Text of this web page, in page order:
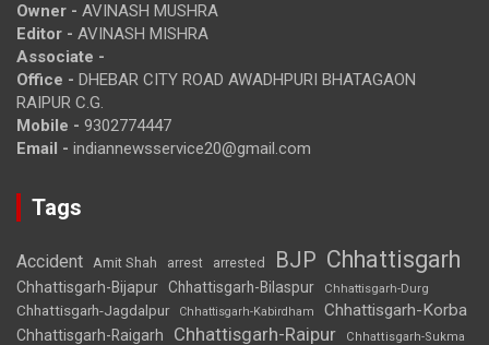
Owner - AVINASH MUSHRA
Editor - AVINASH MISHRA
Associate -
Office - DHEBAR CITY ROAD AWADHPURI BHATAGAON
RAIPUR C.G.
Mobile - 9302774447
Email - indiannewsservice20@gmail.com
Tags
Accident Amit Shah arrest arrested BJP Chhattisgarh
Chhattisgarh-Bijapur Chhattisgarh-Bilaspur Chhattisgarh-Durg
Chhattisgarh-Jagdalpur Chhattisgarh-Kabirdham Chhattisgarh-Korba
Chhattisgarh-Raigarh Chhattisgarh-Raipur
Chhattisgarh-Sukma